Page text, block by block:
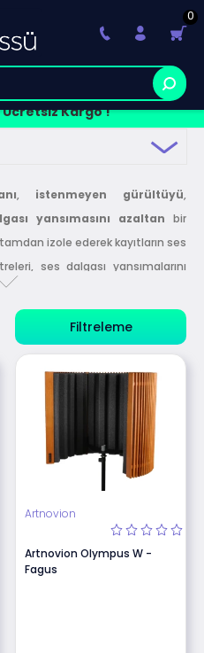
Ücretsiz Kargo !
0
, istenmeyen gürültüyü,
yansımasını azaltan bir
izole ederek kayıtların ses
ses dalgası yansımalarını
akustik malzemelere
ortadan kaldırmak,
net, temiz ve dengeli olarak
Filtreleme
Artnovion
Artnovion Olympus W -
Fagus